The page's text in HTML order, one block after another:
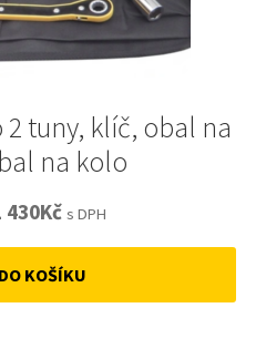
tuny, klíč, obal na
na kolo
430KčCurrent
price
is:
s DPH
KOŠÍKU